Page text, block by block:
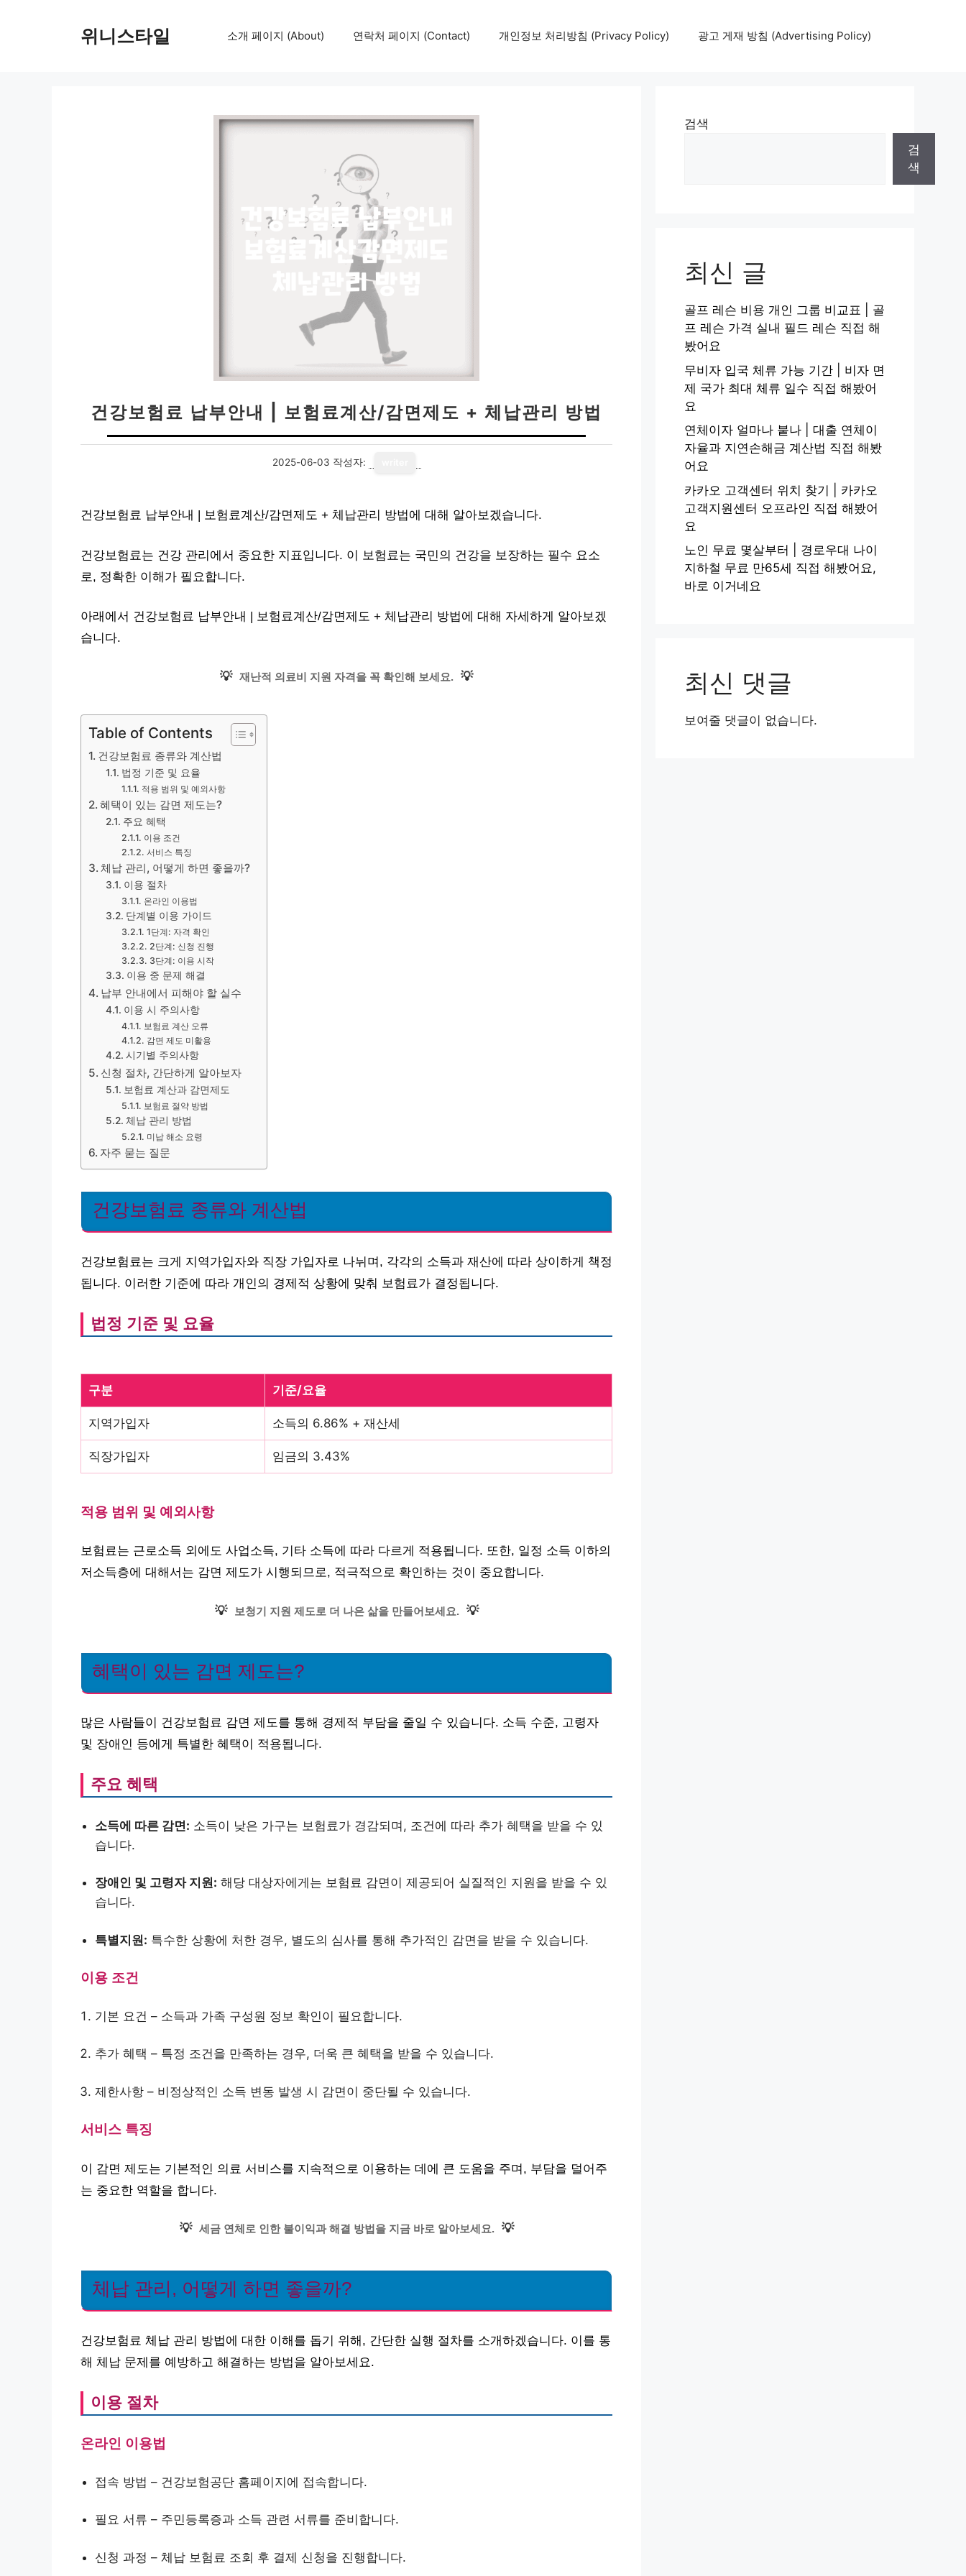
위니스타일 소개 페이지 (About) 연락처 페이지 (Contact) 개인정보 처리방침 (Privacy Policy) 광고 게재 방침 (Advertising Policy)
건강보험료 납부안내 | 보험료계산/감면제도 + 체납관리 방법
2025-06-03 작성자:
건강보험료 납부안내 | 보험료계산/감면제도 + 체납관리 방법에 대해 알아보겠습니다.
건강보험료는 건강 관리에서 중요한 지표입니다. 이 보험료는 국민의 건강을 보장하는 필수 요소
로, 정확한 이해가 필요합니다.
아래에서 건강보험료 납부안내 | 보험료계산/감면제도 + 체납관리 방법에 대해 자세하게 알아보겠
습니다.
💡 재난적 의료비 지원 자격을 꼭 확인해 보세요. 💡
Table of Contents
건강보험료 종류와 계산법
법정 기준 및 요율
적용 범위 및 예외사항
혜택이 있는 감면 제도는?
주요 혜택
이용 조건
서비스 특징
체납 관리, 어떻게 하면 좋을까?
이용 절차
온라인 이용법
단계별 이용 가이드
1단계: 자격 확인
2단계: 신청 진행
3단계: 이용 시작
이용 중 문제 해결
납부 안내에서 피해야 할 실수
이용 시 주의사항
보험료 계산 오류
감면 제도 미활용
시기별 주의사항
신청 절차, 간단하게 알아보자
보험료 계산과 감면제도
보험료 절약 방법
체납 관리 방법
미납 해소 요령
자주 묻는 질문
건강보험료 종류와 계산법
건강보험료는 크게 지역가입자와 직장 가입자로 나뉘며, 각각의 소득과 재산에 따라 상이하게 책정
됩니다. 이러한 기준에 따라 개인의 경제적 상황에 맞춰 보험료가 결정됩니다.
법정 기준 및 요율
구분 기준/요율
지역가입자 소득의 6.86% + 재산세
직장가입자 임금의 3.43%
적용 범위 및 예외사항
보험료는 근로소득 외에도 사업소득, 기타 소득에 따라 다르게 적용됩니다. 또한, 일정 소득 이하의
저소득층에 대해서는 감면 제도가 시행되므로, 적극적으로 확인하는 것이 중요합니다.
💡 보청기 지원 제도로 더 나은 삶을 만들어보세요. 💡
혜택이 있는 감면 제도는?
많은 사람들이 건강보험료 감면 제도를 통해 경제적 부담을 줄일 수 있습니다. 소득 수준, 고령자
및 장애인 등에게 특별한 혜택이 적용됩니다.
주요 혜택
소득에 따른 감면: 소득이 낮은 가구는 보험료가 경감되며, 조건에 따라 추가 혜택을 받을 수 있
습니다.
장애인 및 고령자 지원: 해당 대상자에게는 보험료 감면이 제공되어 실질적인 지원을 받을 수 있
습니다.
특별지원: 특수한 상황에 처한 경우, 별도의 심사를 통해 추가적인 감면을 받을 수 있습니다.
이용 조건
기본 요건 – 소득과 가족 구성원 정보 확인이 필요합니다.
추가 혜택 – 특정 조건을 만족하는 경우, 더욱 큰 혜택을 받을 수 있습니다.
제한사항 – 비정상적인 소득 변동 발생 시 감면이 중단될 수 있습니다.
서비스 특징
이 감면 제도는 기본적인 의료 서비스를 지속적으로 이용하는 데에 큰 도움을 주며, 부담을 덜어주
는 중요한 역할을 합니다.
💡 세금 연체로 인한 불이익과 해결 방법을 지금 바로 알아보세요. 💡
체납 관리, 어떻게 하면 좋을까?
건강보험료 체납 관리 방법에 대한 이해를 돕기 위해, 간단한 실행 절차를 소개하겠습니다. 이를 통
해 체납 문제를 예방하고 해결하는 방법을 알아보세요.
이용 절차
온라인 이용법
접속 방법 – 건강보험공단 홈페이지에 접속합니다.
필요 서류 – 주민등록증과 소득 관련 서류를 준비합니다.
신청 과정 – 체납 보험료 조회 후 결제 신청을 진행합니다.
검색
검
색
최신 글
골프 레슨 비용 개인 그룹 비교표 | 골
프 레슨 가격 실내 필드 레슨 직접 해
봤어요
무비자 입국 체류 가능 기간 | 비자 면
제 국가 최대 체류 일수 직접 해봤어
요
연체이자 얼마나 붙나 | 대출 연체이
자율과 지연손해금 계산법 직접 해봤
어요
카카오 고객센터 위치 찾기 | 카카오
고객지원센터 오프라인 직접 해봤어
요
노인 무료 몇살부터 | 경로우대 나이
지하철 무료 만65세 직접 해봤어요,
바로 이거네요
최신 댓글
보여줄 댓글이 없습니다.